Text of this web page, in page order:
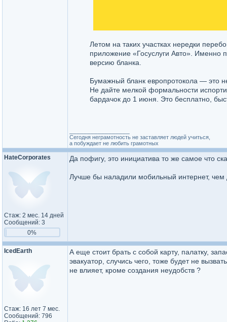
Летом на таких участках нередки
приложение «Госуслуги Авто». Именно
версию бланка.
Бумажный бланк европротокола — это
Не дайте мелкой формальности
бардачок до 1 июня. Это бесплатно,
Сегодня неграмотность не заставляет людей учиться,
а побуждает не любить грамотных
HateCorporates
Стаж: 2 мес. 14 дней
Сообщений: 3
0%
Да пофигу, это инициатива то же самое что
Лучше бы наладили мобильный интернет,
IcedEarth
Стаж: 16 лет 7 мес.
Сообщений: 796
А еще стоит брать с собой карту, палатку,
эвакуатор, случись чего, тоже будет не
не влияет, кроме создания неудобств ?